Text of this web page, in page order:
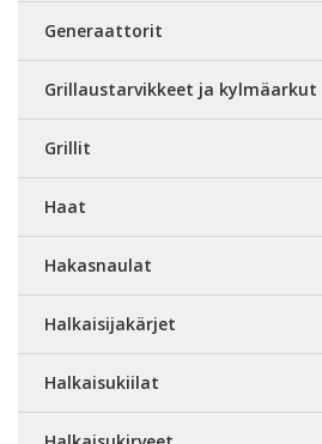
Generaattorit
Grillaustarvikkeet ja kylmäarkut
Grillit
Haat
Hakasnaulat
Halkaisijakärjet
Halkaisukiilat